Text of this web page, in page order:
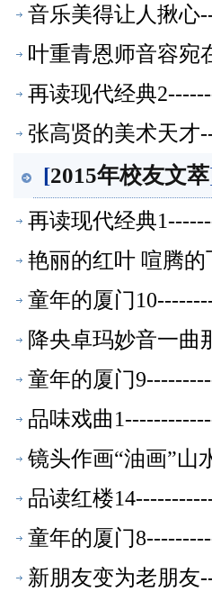
音乐美得让人揪心
叶重青恩师音容宛
再读现代经典
张高贤的美术天才
[2015年校友文萃
再读现代经典
艳丽的红叶 喧腾
童年的厦门
降央卓玛妙音一曲
童年的厦门
品味戏曲
镜头作画“油画”山
品读红楼
童年的厦门
新朋友变为老朋友